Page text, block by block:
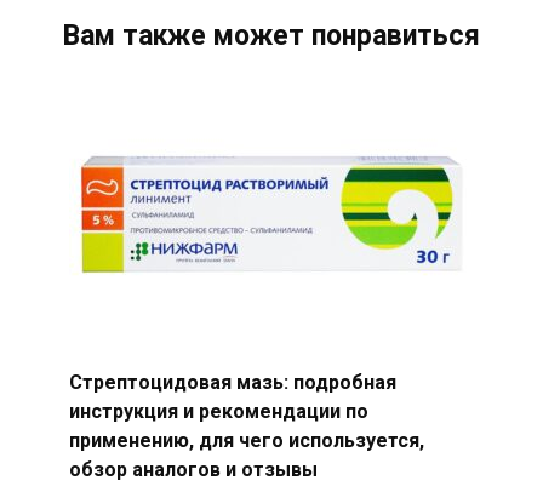
Вам также может понравиться
Стрептоцидовая мазь: подробная
инструкция и рекомендации по
применению, для чего используется,
обзор аналогов и отзывы